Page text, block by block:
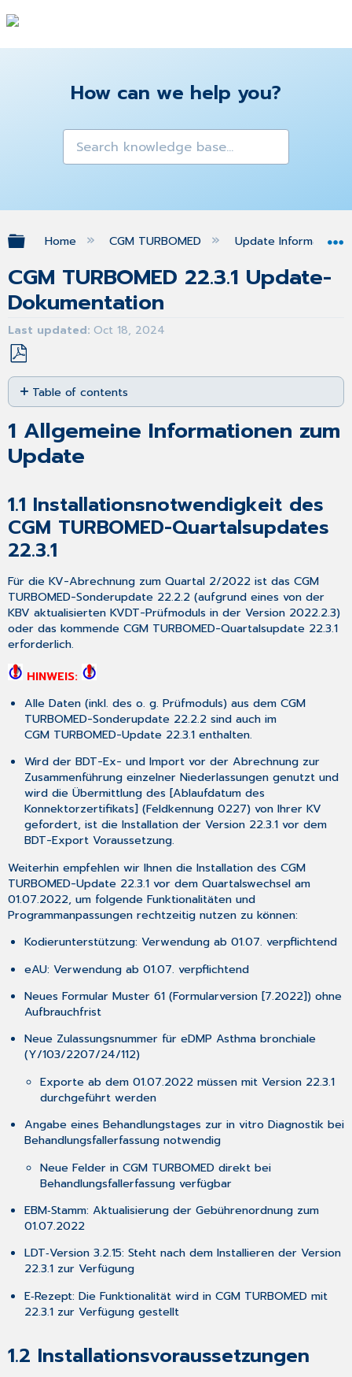
How can we help you?
Expand/collapse global hierarchy
Home CGM TURBOMED Update
CGM TURBOMED 22.3.1 Update-
Dokumentation
Last updated Oct 18, 2024
Save
as
PDF
Table of contents
Allgemeine
Informationen
zum
1.1
Installationsnotwendigkeit
des
CGM
TURBOMED-
Quartalsupdates
22.3.1
1.2
Installationsvoraussetzungen
1.3
KVDT-
1.4
Aktualisierungen,
die
durch
das
Update
erfolgt
sind
1.5
die
Sie
nach
dem
Update
selbst
durchführen
1.6
Zertifizierung
der
KBV
CGM
SMART
1.8
CGM
TURBOMED-
YouTube-
1.9
Abkündigung
der
ARMIN-
Medikationsplanübersicht
1.10
Abkündigung
mit
1 Allgemeine Informationen zum
Update
1.1 Installationsnotwendigkeit des
CGM TURBOMED-Quartalsupdates
22.3.1
Für die KV-Abrechnung zum Quartal 2/2022 ist das CGM
TURBOMED-Sonderupdate 22.2.2 (aufgrund eines von der
KBV aktualisierten KVDT-Prüfmoduls in der Version 2022.2.3)
oder das kommende CGM TURBOMED-Quartalsupdate 22.3.1
erforderlich.
HINWEIS:
Alle Daten (inkl. des o. g. Prüfmoduls) aus dem CGM
TURBOMED-Sonderupdate 22.2.2 sind auch im
CGM TURBOMED-Update 22.3.1 enthalten.
Wird der BDT-Ex- und Import vor der Abrechnung zur
Zusammenführung einzelner Niederlassungen genutzt und
wird die Übermittlung des [Ablaufdatum des
Konnektorzertifikats] (Feldkennung 0227) von Ihrer KV
gefordert, ist die Installation der Version 22.3.1 vor dem
BDT-Export Voraussetzung.
Weiterhin empfehlen wir Ihnen die Installation des CGM
TURBOMED-Update 22.3.1vor dem Quartalswechsel am
01.07.2022, um folgende Funktionalitäten und
Programmanpassungen rechtzeitig nutzen zu können:
Kodierunterstützung: Verwendung ab 01.07. verpflichtend
eAU: Verwendung ab 01.07. verpflichtend
Neues Formular Muster 61 (Formularversion [7.2022]) ohne
Aufbrauchfrist
Neue Zulassungsnummer für eDMP Asthma bronchiale
(Y/103/2207/24/112)
Exporte ab dem 01.07.2022 müssenmit Version 22.3.1
durchgeführt werden
Angabe eines Behandlungstages zur in vitro Diagnostik bei
Behandlungsfallerfassung notwendig
Neue Felder in CGM TURBOMED direkt bei
Behandlungsfallerfassung verfügbar
EBM‐Stamm: Aktualisierung der Gebührenordnung zum
01.07.2022
LDT‐Version 3.2.15: Steht nach dem Installieren der Version
22.3.1 zur Verfügung
E‐Rezept: Die Funktionalität wird in CGM TURBOMED mit
22.3.1 zur Verfügung gestellt
1.2 Installationsvoraussetzungen